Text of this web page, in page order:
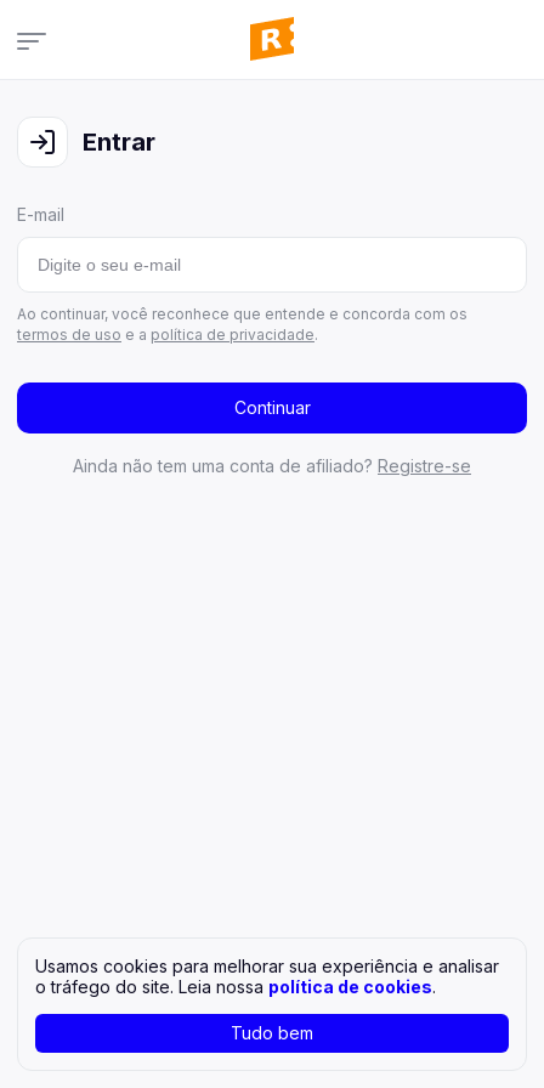
Veja todas as campanhas disponíveis
Últimos ganhadores
Veja quem já ganhou
Área de afiliados
Entrar
E-mail
Ao continuar, você reconhece que entende e concorda com os
termos de uso e a política de privacidade.
Continuar
Ainda não tem uma conta de afiliado? Registre-se
Usamos cookies para melhorar sua experiência e analisar
o tráfego do site. Leia nossa política de cookies.
Tudo bem